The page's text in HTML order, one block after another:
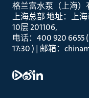
格兰富水泵（上海）
上海总部 地址：上
10层 201106
电话：400 920
17:30 ) | 邮箱：